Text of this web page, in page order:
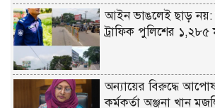
আইন ভাঙলেই ছাড় নয়:
ট্রাফিক পুলিশের ১,২৮৫
অন্যায়ের বিরুদ্ধে
কর্মকর্তা অঞ্জনা খান